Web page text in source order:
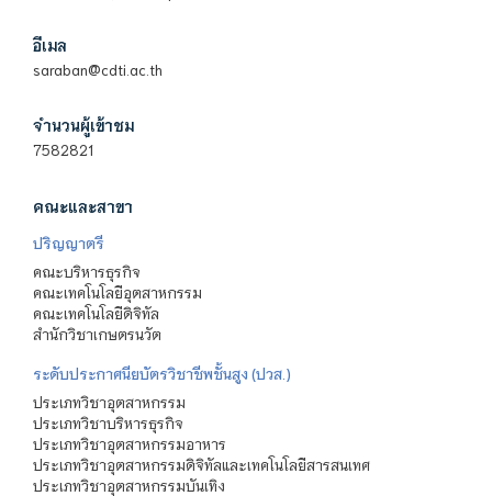
อีเมล
saraban@cdti.ac.th
จำนวนผู้เข้าชม
7582821
คณะและสาขา
ปริญญาตรี
คณะบริหารธุรกิจ
คณะเทคโนโลยีอุตสาหกรรม
คณะเทคโนโลยีดิจิทัล
สำนักวิชาเกษตรนวัต
ระดับประกาศนียบัตรวิชาชีพชั้นสูง (ปวส.)
ประเภทวิชาอุตสาหกรรม
ประเภทวิชาบริหารธุรกิจ
ประเภทวิชาอุตสาหกรรมอาหาร
ประเภทวิชาอุตสาหกรรมดิจิทัลและเทคโนโลยีสารสนเทศ
ประเภทวิชาอุตสาหกรรมบันเทิง